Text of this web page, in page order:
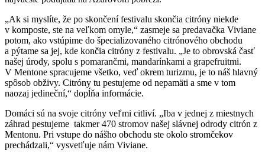
„Ak si myslíte, že po skončení festivalu skončia citróny niekde
v komposte, ste na veľkom omyle,“ zasmeje sa predavačka Viviane
potom, ako vstúpime do špecializovaného citrónového obchodu
a pýtame sa jej, kde končia citróny z festivalu. „Je to obrovská časť
našej úrody, spolu s pomarančmi, mandarínkami a grapefruitmi.
V Mentone spracujeme všetko, veď okrem turizmu, je to náš hlavný
spôsob obživy. Citróny tu pestujeme od nepamäti a sme v tom
naozaj jedineční,“ dopĺňa informácie.
Domáci sú na svoje citróny veľmi citliví. „Iba v jednej z miestnych
záhrad pestujeme takmer 470 stromov našej slávnej odrody citrón z
Mentonu. Pri vstupe do nášho obchodu ste okolo stromčekov
prechádzali,“ vysvetľuje nám Viviane.